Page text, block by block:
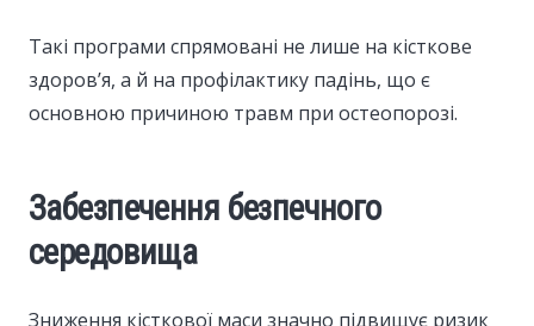
Такі програми спрямовані не лише на кісткове
здоров’я, а й на профілактику падінь, що є
основною причиною травм при остеопорозі.
Забезпечення безпечного
середовища
Зниження кісткової маси значно підвищує ризик